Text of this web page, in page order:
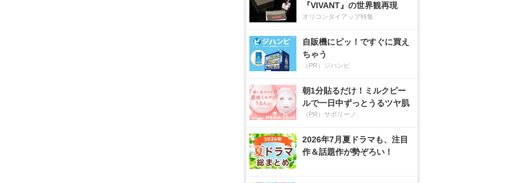
『VIVANT』の世界観再現
オリコンタイアップ特集
自販機にピッ！ですぐに買え
ちゃう
（PR）ジハンピ
朝1分貼るだけ！ミルクピー
ルで一日中ずっとうるツヤ肌
（PR）サボリーノ
2026年7月夏ドラマも、注目
作＆話題作が勢ぞろい！